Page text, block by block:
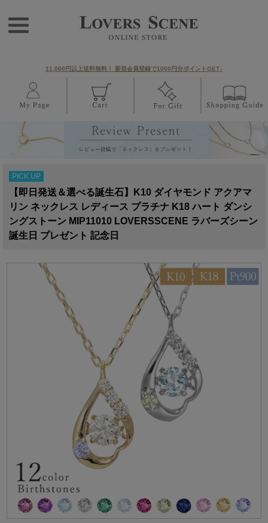
11,000円以上送料無料！ 新規会員登録で1000円分ポイントGET♪
PICK UP
【即日発送＆選べる誕生石】K10 ダイヤモンド アクアマ
リン ネックレス レディース プラチナ K18 ハート ダンシ
ングストーン MIP11010 LOVERSSCENE ラバーズシーン
誕生日 プレゼント 記念日